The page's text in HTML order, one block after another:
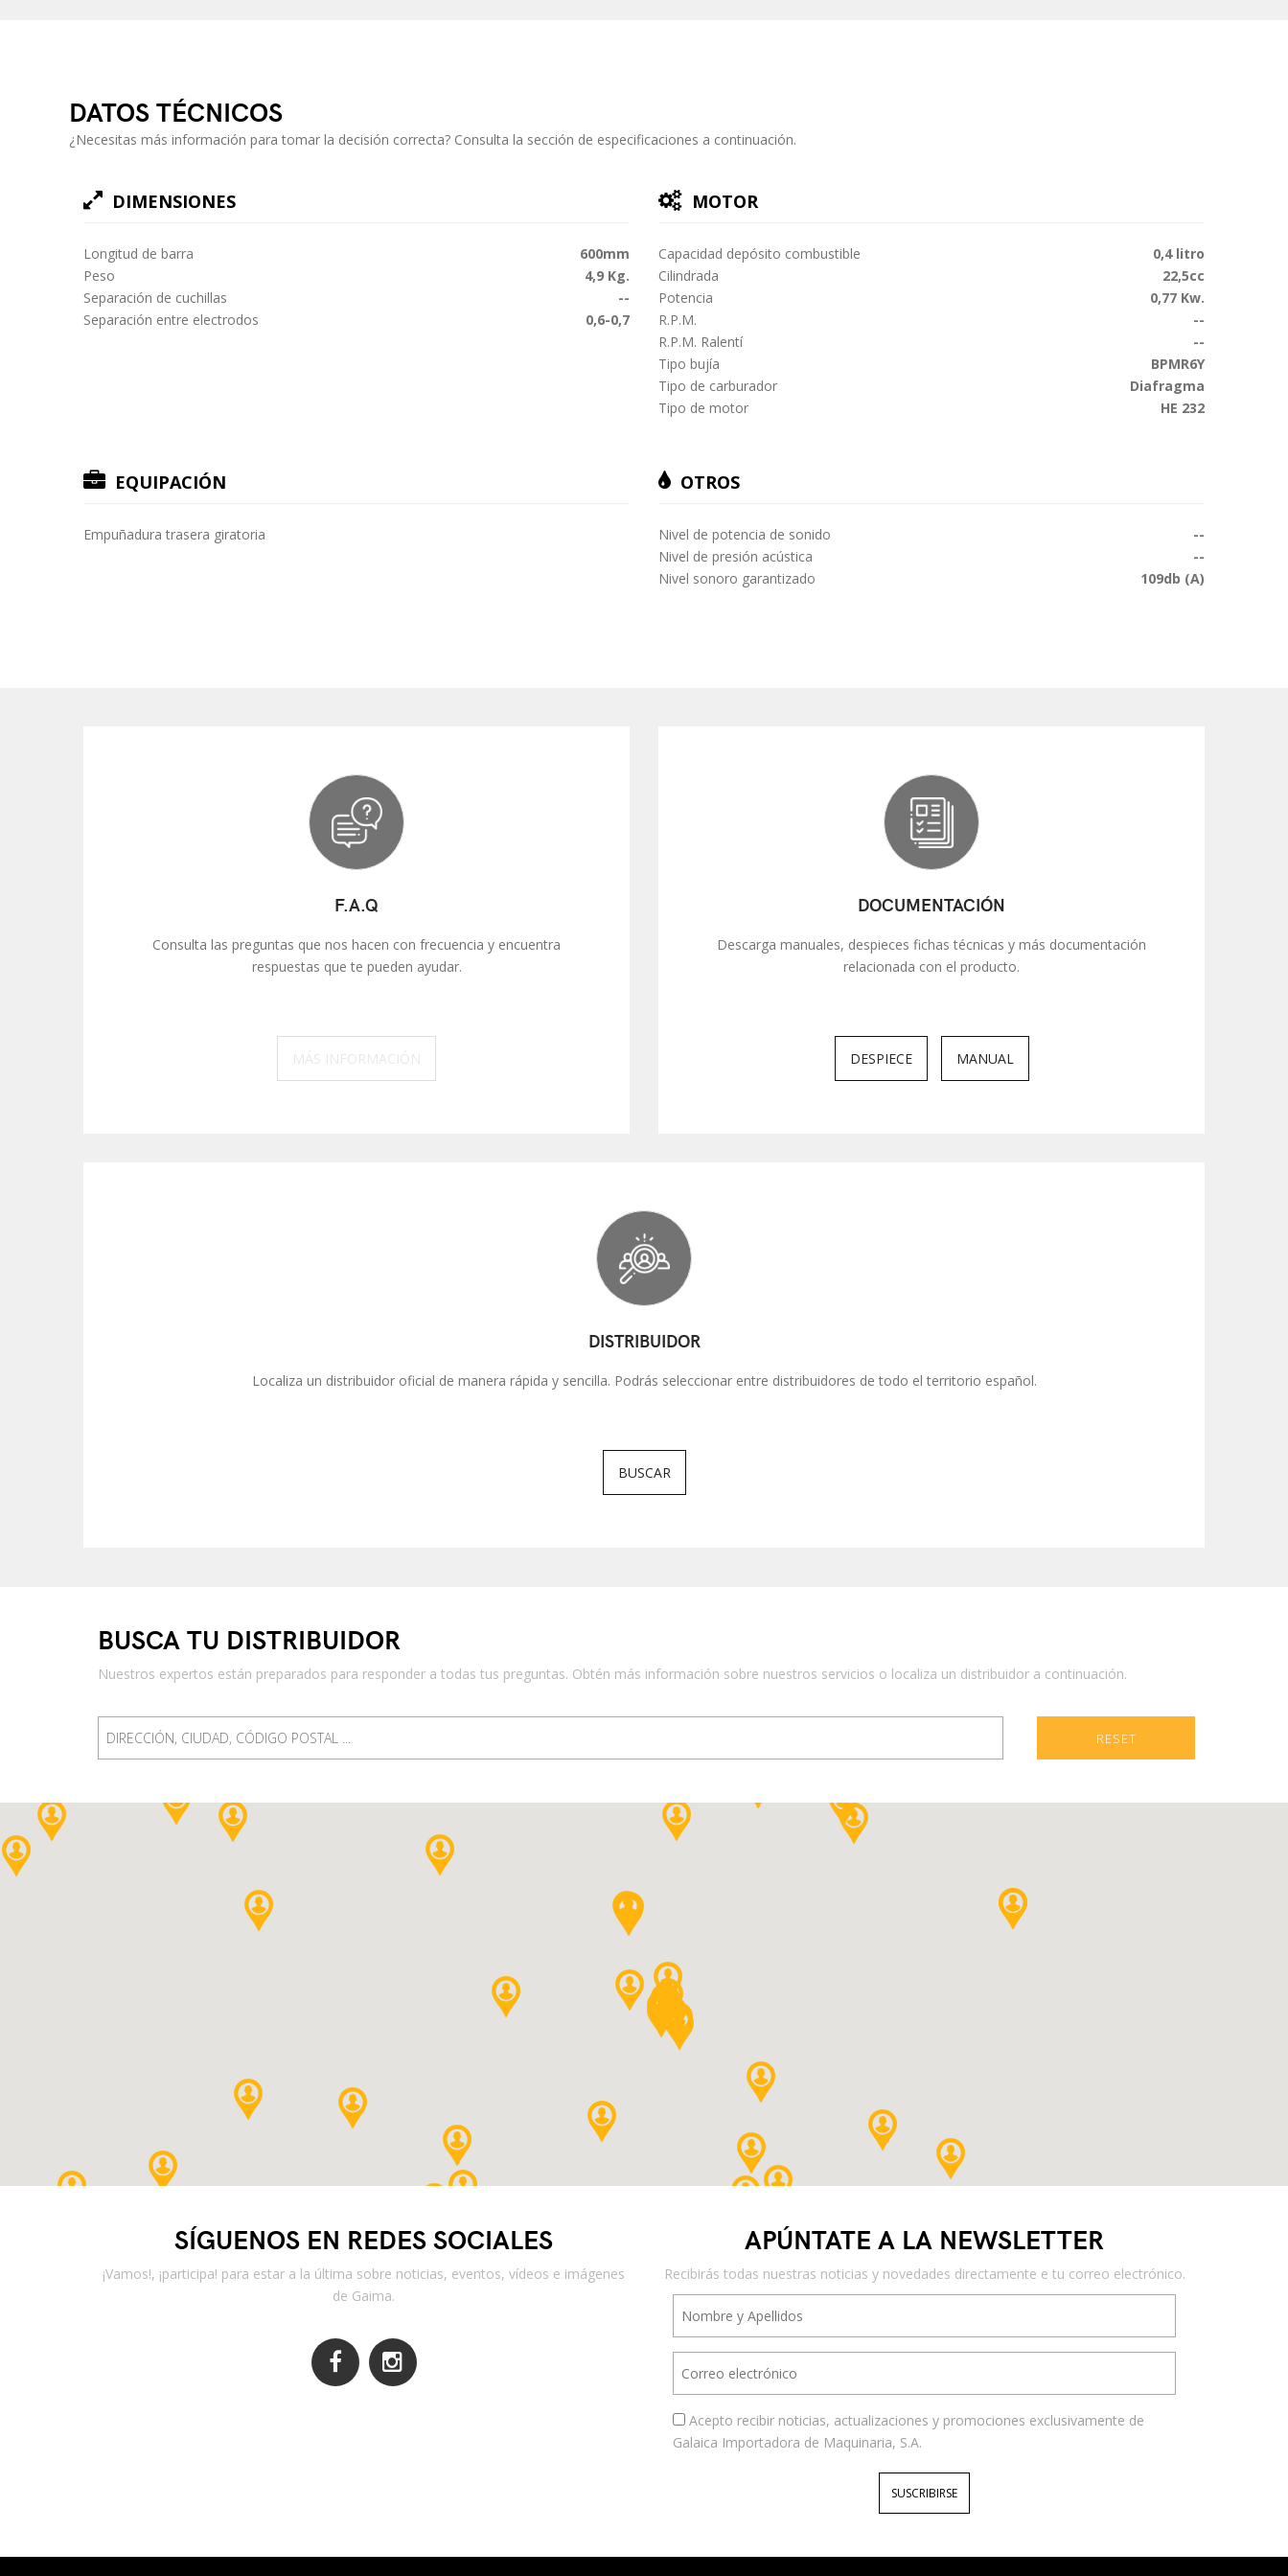
DATOS TÉCNICOS
¿Necesitas más información para tomar la decisión correcta? Consulta la sección de especificaciones a continuación.
DIMENSIONES
Longitud de barra
600mm
Peso
4,9 Kg.
Separación de cuchillas
--
Separación entre electrodos
0,6-0,7
MOTOR
Capacidad depósito combustible
0,4 litro
Cilindrada
22,5cc
Potencia
0,77 Kw.
R.P.M.
--
R.P.M. Ralentí
--
Tipo bujía
BPMR6Y
Tipo de carburador
Diafragma
Tipo de motor
HE 232
EQUIPACIÓN
Empuñadura trasera giratoria
OTROS
Nivel de potencia de sonido
--
Nivel de presión acústica
--
Nivel sonoro garantizado
109db (A)
F.A.Q
Consulta las preguntas que nos hacen con frecuencia y encuentra
respuestas que te pueden ayudar.
DOCUMENTACIÓN
Descarga manuales, despieces fichas técnicas y más documentación
relacionada con el producto.
DESPIECE MANUAL
DISTRIBUIDOR
Localiza un distribuidor oficial de manera rápida y sencilla. Podrás seleccionar entre distribuidores de todo el territorio español.
BUSCAR
BUSCA TU DISTRIBUIDOR
Nuestros expertos están preparados para responder a todas tus preguntas. Obtén más información sobre nuestros servicios o localiza un distribuidor a continuación.
RESET
SÍGUENOS EN REDES SOCIALES
¡Vamos!, ¡participa! para estar a la última sobre noticias, eventos, vídeos e imágenes
de Gaima.
APÚNTATE A LA NEWSLETTER
Recibirás todas nuestras noticias y novedades directamente e tu correo electrónico.
Acepto recibir noticias, actualizaciones y promociones exclusivamente de
Galaica Importadora de Maquinaria, S.A.
SUSCRIBIRSE